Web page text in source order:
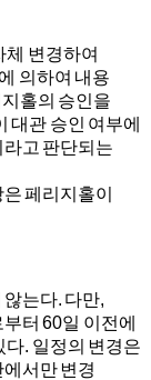
체 변경하여
의하여 내용
홀의 승인을
대관 승인 여부에
고 판단되는
페리지홀이
는다. 다만,
터 60일 이전에
다. 일정의 변경은
서만 변경